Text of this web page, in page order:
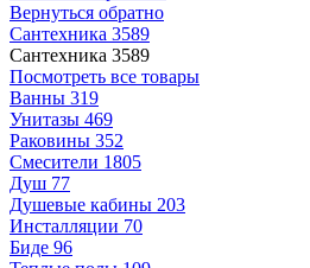
Вернуться обратно
Сантехника 3589
Сантехника 3589
Посмотреть все товары
Ванны 319
Унитазы 469
Раковины 352
Смесители 1805
Душ 77
Душевые кабины 203
Инсталляции 70
Биде 96